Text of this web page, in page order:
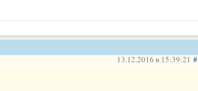
13.12.2016 в 15:39:21 #